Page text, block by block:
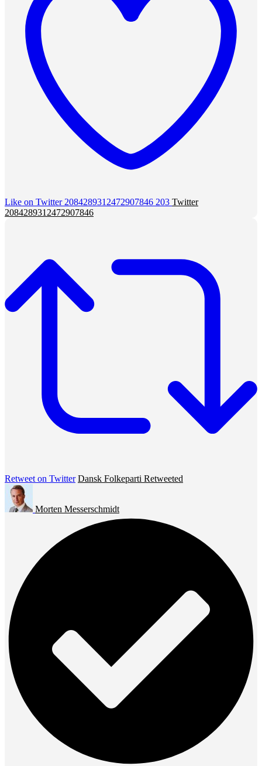
Like on Twitter 2084289312472907846 203 Twitter
2084289312472907846
Retweet on Twitter Dansk Folkeparti Retweeted
Morten Messerschmidt